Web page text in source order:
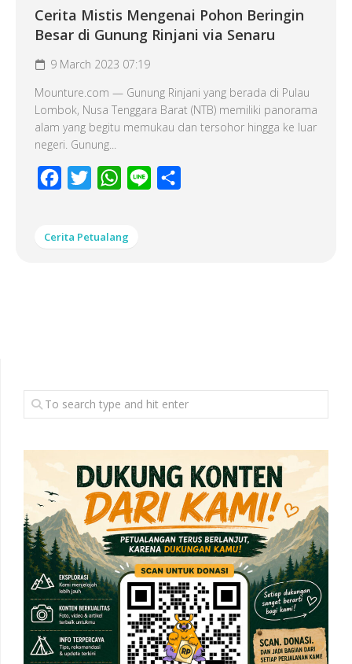
Cerita Mistis Mengenai Pohon Beringin
Besar di Gunung Rinjani via Senaru
9 March 2023 07:19
Mounture.com — Gunung Rinjani yang berada di Pulau
Lombok, Nusa Tenggara Barat (NTB) memiliki panorama
alam yang begitu memukau dan tersohor hingga ke luar
negeri. Gunung...
Facebook
Twitter WhatsApp
Line
Cerita Petualang